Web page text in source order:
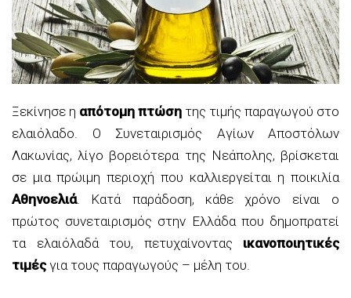
Ξεκίνησε η απότομη πτώση της τιμής παραγωγού στο
ελαιόλαδο. Ο Συνεταιρισμός Αγίων Αποστόλων
Λακωνίας, λίγο βορειότερα της Νεάπολης, βρίσκεται
σε μια πρώιμη περιοχή που καλλιεργείται η ποικιλία
Αθηνοελιά. Κατά παράδοση, κάθε χρόνο είναι ο
πρώτος συνεταιρισμός στην Ελλάδα που δημοπρατεί
τα ελαιόλαδά του, πετυχαίνοντας ικανοποιητικές
τιμέςγια τους παραγωγούς – μέλη του.